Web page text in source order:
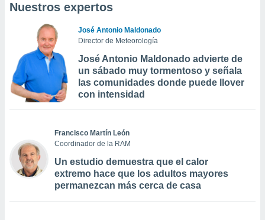
Nuestros expertos
José Antonio Maldonado
Director de Meteorología
José Antonio Maldonado advierte de
un sábado muy tormentoso y señala
las comunidades donde puede llover
con intensidad
Francisco Martín León
Coordinador de la RAM
Un estudio demuestra que el calor
extremo hace que los adultos mayores
permanezcan más cerca de casa